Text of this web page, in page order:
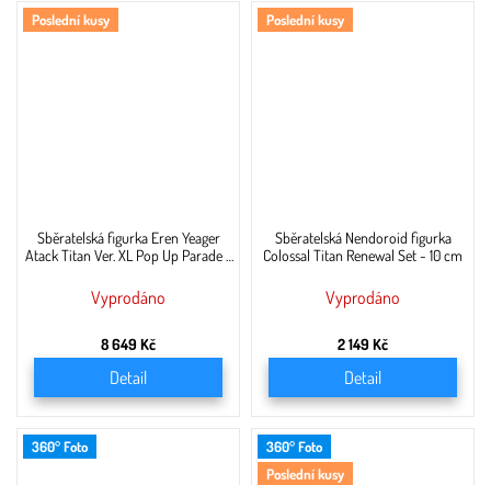
Poslední kusy
Sběratelská figurka Eren Yeager
Atack Titan Ver. XL Pop Up Parade -
Vyprodáno
8 649 Kč
Detail
Poslední kusy
Sběratelská Nendoroid figurka
Colossal Titan Renewal Set - 10 cm
Vyprodáno
2 149 Kč
Detail
360° Foto
360° Foto
Poslední kusy